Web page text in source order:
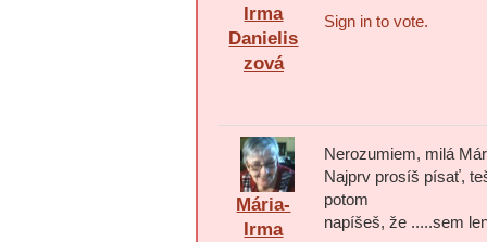
Irma
Danielis
zová
Sign in to vote.
Mária-
Irma
Nerozumiem, milá
Najprv prosíš písať,
potom
napíšeš, že .....sem